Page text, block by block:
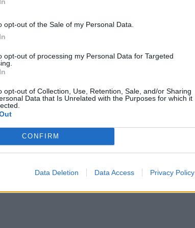
opt-out of the Sale of my Personal Data.
opt-out of processing my Personal Data for Targeted
opt-out of Collection, Use, Retention, Sale, and/or Sharing
Data that Is Unrelated with the Purposes for which it
CONFIRM
Data Deletion Data Access Privacy Policy
τράπεζα, για τις αγορές και την ΕΕ, θα
υπερεθνικιστικό κόμμα, είτε
πρώην Έλληνα υπουργού Οικονομικών Γ.
τα κόμματα αυτά πιθανότατα δεν θα έχουν
σχηματίσουν κυβέρνηση.